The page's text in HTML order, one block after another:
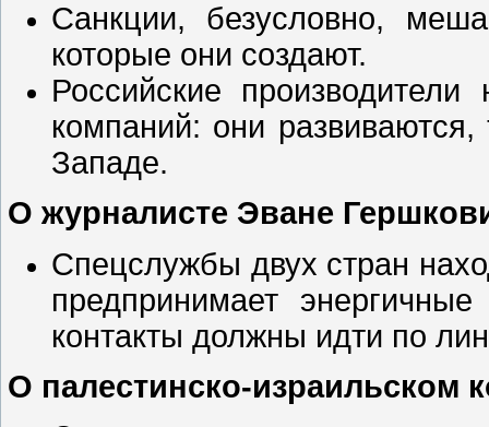
Санкции, безусловно,
которые они создают.
Российские
компаний: они
Западе.
О журналисте Эване
Спецслужбы двух стран
предпринимает
контакты должны идти по
О палестинско-израильском